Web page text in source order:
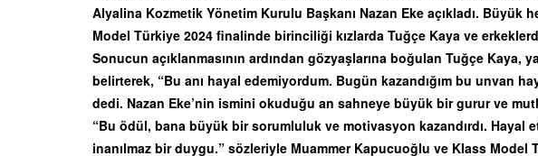
Alyalina Kozmetik Yönetim Kurulu Başkanı Nazan Eke açıkladı. Büyük
Model Türkiye 2024 finalinde birinciliği kızlarda Tuğçe Kaya ve
Sonucun açıklanmasının ardından gözyaşlarına boğulan Tuğçe Kaya,
belirterek, “Bu anı hayal edemiyordum. Bugün kazandığım bu unvan
dedi. Nazan Eke’nin ismini okuduğu an sahneye büyük bir gurur ve
“Bu ödül, bana büyük bir sorumluluk ve motivasyon kazandırdı. Hayal
inanılmaz bir duygu.” sözleriyle Muammer Kapucuoğlu ve Klass